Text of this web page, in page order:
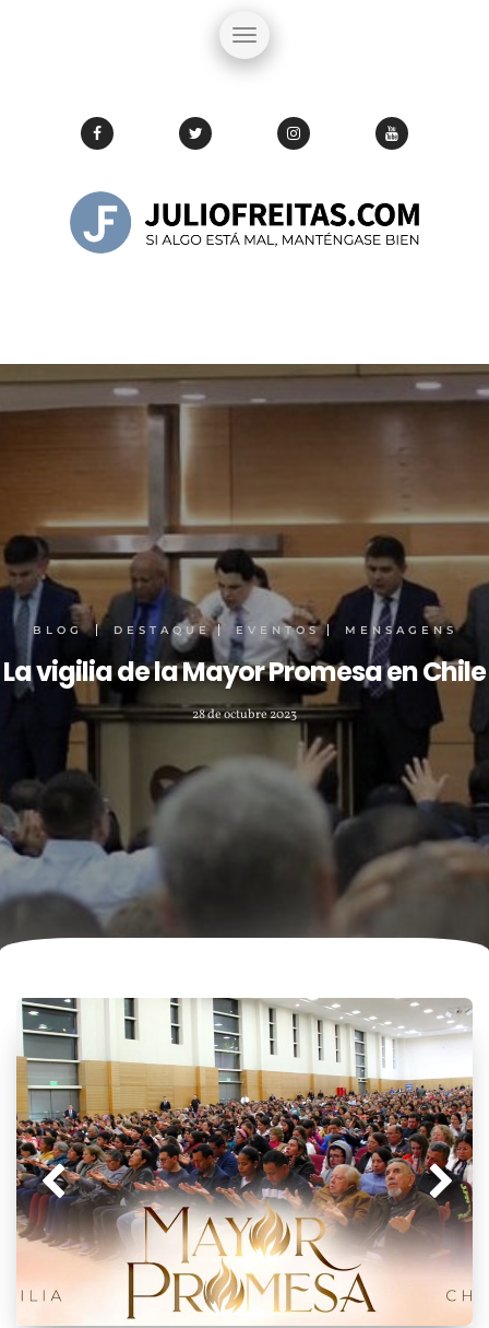
BLOG DESTAQUE EVENTOS MENSAGENS
La vigilia de la Mayor Promesa en Chile
28 de octubre 2023